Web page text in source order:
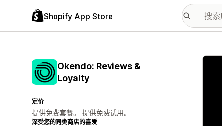
Shopify App Store
Okendo: Reviews &
Loyalty
定价
提供免费套餐。 提供免费试用。
深受您的同类商店的喜爱
配图